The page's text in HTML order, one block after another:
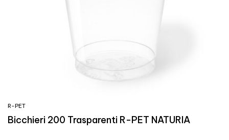
R-PET
Bicchieri 200 Trasparenti R-PET NATURIA